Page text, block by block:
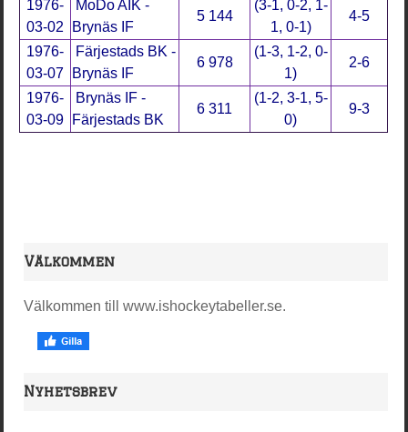
1976-
03-02
MoDo AIK -
Brynäs IF
5 144
(3-1, 0-2, 1-
1, 0-1)
4-5
1976-
03-07
Färjestads BK -
Brynäs IF
6 978
(1-3, 1-2, 0-
1)
2-6
1976-
03-09
Brynäs IF -
Färjestads BK
6 311
(1-2, 3-1, 5-
0)
9-3
Välkommen
Välkommen till www.ishockeytabeller.se.
Nyhetsbrev